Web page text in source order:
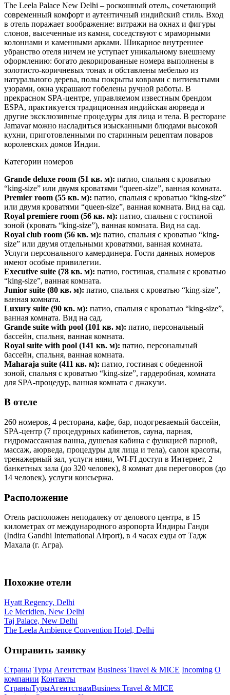
The Leela Palace New Delhi – роскошный отель, сочетающий
современный комфорт и аутентичный индийский стиль. Вход
в отель поражает воображение: витражи на окнах и фигуры
слонов, высеченные из камня, соседствуют с мраморными
колоннами и каменными арками. Шикарное внутреннее
убранство отеля ничем не уступает уникальному внешнему
оформлению: богато декорированные номера выполнены в
золотисто-коричневых тонах и обставлены мебелью из
натурального дерева, полы покрыты коврами с витиеватыми
узорами, окна украшают гобелены ручной работы. В
прекрасном SPA-центре, управляемом известным брендом
ESPA, практикуется традиционная индийская аюрведа и
другие эксклюзивные процедуры для лица и тела. В ресторане
Jamavar можно насладиться изысканными блюдами высокой
кухни, приготовленными по старинным рецептам поваров
королевских домов Индии.
Категории номеров
Grande deluxe room (51 кв. м): патио, спальня с кроватью
“king-size” или двумя кроватями “queen-size”, ванная комната.
Premier room (55 кв. м): патио, спальня с кроватью “king-size”
или двумя кроватями “queen-size”, ванная комната. Вид на сад.
Royal premiere room (56 кв. м): патио, спальня с гостиной
зоной (кровать “king-size”), ванная комната. Вид на сад.
Royal club room (56 кв. м): патио, спальня с кроватью “king-
size” или двумя отдельными кроватями, ванная комната.
Услуги персонального камердинера. Гости данных номеров
имеют особые привилегии.
Executive suite (78 кв. м): патио, гостиная, спальня с кроватью
“king-size”, ванная комната.
Junior suite (80 кв. м): патио, спальня с кроватью “king-size”,
ванная комната.
Luxury suite (90 кв. м): патио, спальня с кроватью “king-size”,
ванная комната. Вид на сад.
Grande suite with pool (101 кв. м): патио, персональный
бассейн, спальня, ванная комната.
Royal suite with pool (141 кв. м): патио, персональный
бассейн, спальня, ванная комната.
Maharaja suite (411 кв. м): патио, гостиная с обеденной
зоной, спальня с кроватью “king-size”, гардеробная, комната
для SPA-процедур, ванная комната с джакузи.
В отеле
260 номеров, 4 ресторана, кафе, бар, подогреваемый бассейн,
SPA-центр (7 процедурных кабинетов, сауна, парная,
гидромассажная ванна, душевая кабина с функцией парной,
массаж, аюрведа, процедуры для лица и тела), салон красоты,
тренажерный зал, услуги няни, WI-FI доступ в Интернет, 2
банкетных зала (до 320 человек), 8 комнат для переговоров (до
14 человек), услуги консьержа.
Расположение
Отель расположен неподалеку от делового центра, в 15
километрах от международного аэропорта Индиры Ганди
(Indira Gandhi International Airport), в 4 часах езды от Тадж
Махала (г. Агра).
Похожие отели
Hyatt Regency, Delhi
Le Meridien, New Delhi
Taj Palace, New Delhi
The Leela Ambience Convention Hotel, Delhi
Отправить заявку
Страны Туры Агентствам Business Travel & MICE Incoming О
компании Контакты
СтраныТурыАгентствамBusiness Travel & MICE